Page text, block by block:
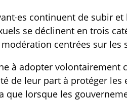
continuent de subir et
se déclinent en trois
centrées sur les
à adopter volontairement
de leur part à protéger les
que lorsque les